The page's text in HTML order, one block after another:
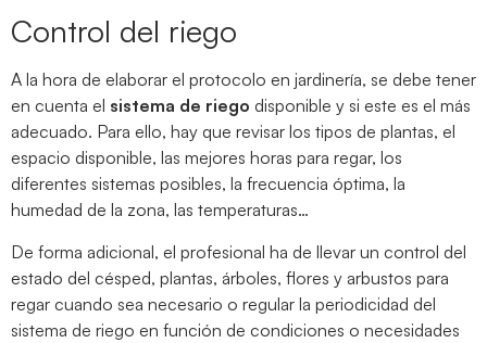
Control del riego
A la hora de elaborar el protocolo en jardinería, se debe tener
en cuenta el sistema de riego disponible y si este es el más
adecuado. Para ello, hay que revisar los tipos de plantas, el
espacio disponible, las mejores horas para regar, los
diferentes sistemas posibles, la frecuencia óptima, la
humedad de la zona, las temperaturas…
De forma adicional, el profesional ha de llevar un control del
estado del césped, plantas, árboles, flores y arbustos para
regar cuando sea necesario o regular la periodicidad del
sistema de riego en función de condiciones o necesidades